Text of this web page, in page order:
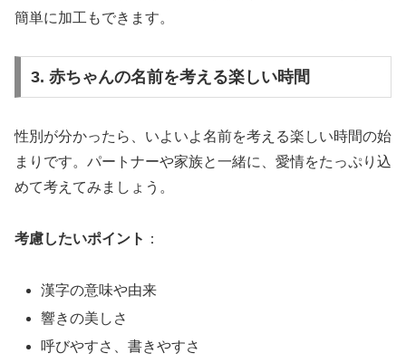
簡単に加工もできます。
3. 赤ちゃんの名前を考える楽しい時間
性別が分かったら、いよいよ名前を考える楽しい時間の始
まりです。パートナーや家族と一緒に、愛情をたっぷり込
めて考えてみましょう。
考慮したいポイント ：
漢字の意味や由来
響きの美しさ
呼びやすさ、書きやすさ